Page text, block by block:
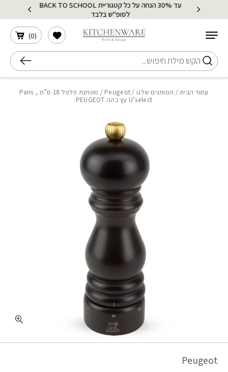
Skip to Content
עד 30% הנחה על כל קטגוריית BACK TO SCHOOL
לסופ"ש בלבד
חיפוש
(
0
)
הרשימה שלי
עמוד הבית/ המותגים שלנו /
Peugeot
/ מטחנת פלפל 18 ס”מ , Paris
U’select עץ כהה PEUGEOT
Peugeot
בחזרה למעלה